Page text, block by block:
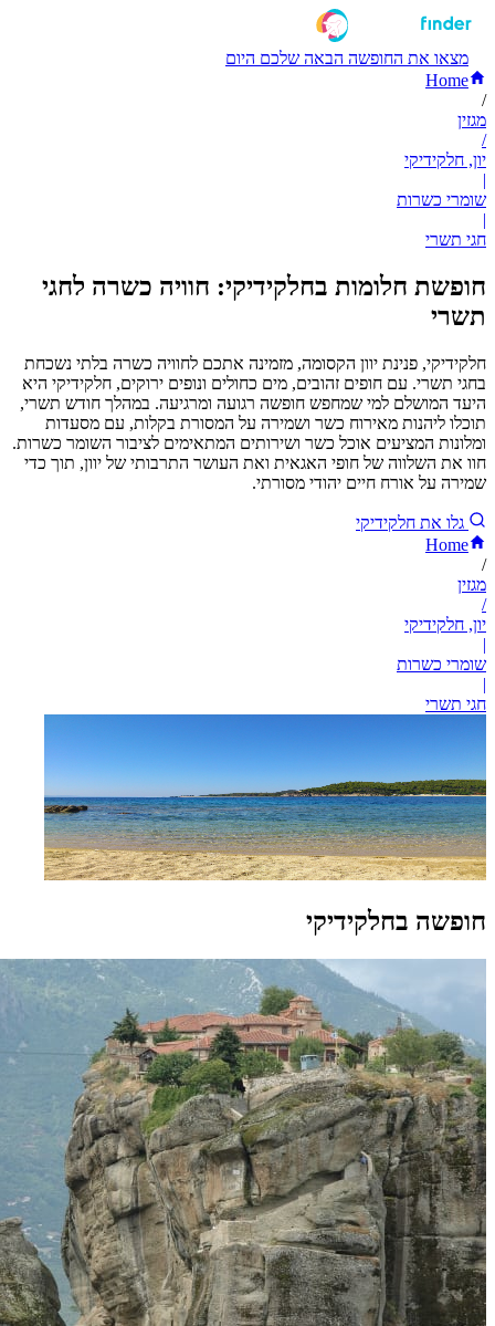
מצאו את החופשה הבאה שלכם היום
Home
/
מגזין
/
יון, חלקידיקי
|
שומרי כשרות
|
חגי תשרי
חופשת חלומות בחלקידיקי: חוויה כשרה לחגי
תשרי
חלקידיקי, פנינת יוון הקסומה, מזמינה אתכם לחוויה כשרה בלתי נשכחת
בחגי תשרי. עם חופים זהובים, מים כחולים ונופים ירוקים, חלקידיקי היא
היעד המושלם למי שמחפש חופשה רגועה ומרגיעה. במהלך חודש תשרי,
תוכלו ליהנות מאירוח כשר ושמירה על המסורת בקלות, עם מסעדות
ומלונות המציעים אוכל כשר ושירותים המתאימים לציבור השומר כשרות.
חוו את השלווה של חופי האגאית ואת העושר התרבותי של יוון, תוך כדי
שמירה על אורח חיים יהודי מסורתי.
גלו את חלקידיקי
Home
/
מגזין
/
יון, חלקידיקי
|
שומרי כשרות
|
חגי תשרי
חופשה בחלקידיקי